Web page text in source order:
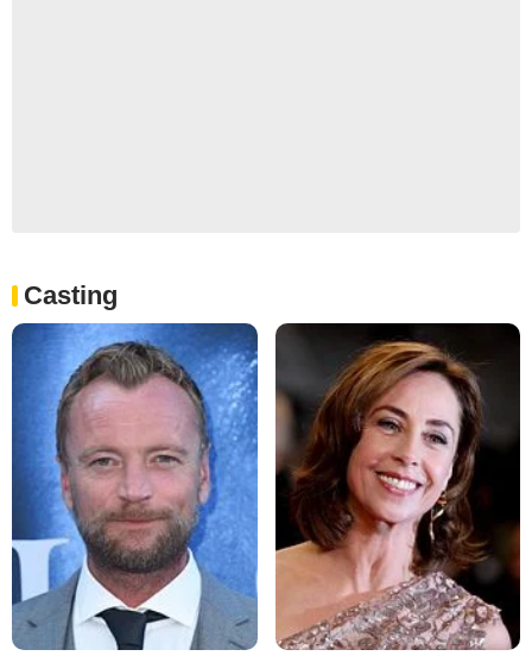
Casting